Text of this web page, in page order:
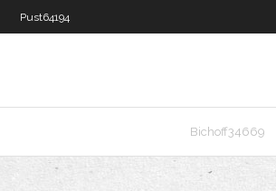
Pust64194
Bichoff34669